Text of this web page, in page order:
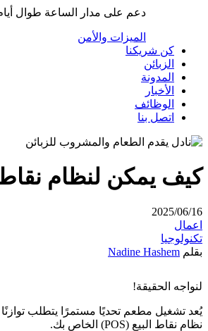
دعم على مدار الساعة طوال أيام
الميزات والأمن
كن شريكنا
الزبائن
المدونة
الأخبار
الوظائف
اتصل بنا
كيف يمكن لنظام
2025/06/16
اعمال
تكنولوجيا
بقلم Nadine Hashem
لنواجه الحقيقة!
يُعد تشغيل مطعم تحديًا مستمرًا يتطلب توازنًا
نظام نقاط البيع (POS) الخاص بك.